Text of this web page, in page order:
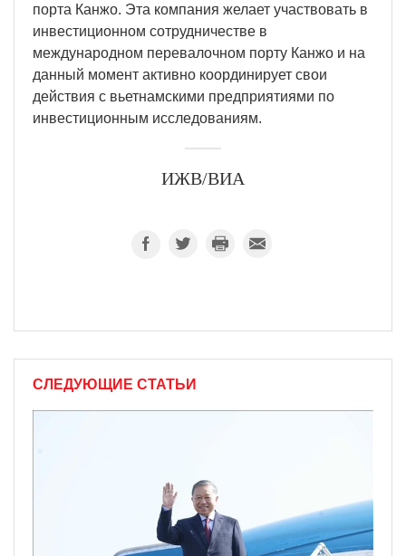
порта Канжо. Эта компания желает участвовать в
инвестиционном сотрудничестве в
международном перевалочном порту Канжо и на
данный момент активно координирует свои
действия с вьетнамскими предприятиями по
инвестиционным исследованиям.
ИЖВ/ВИА
СЛЕДУЮЩИЕ СТАТЬИ